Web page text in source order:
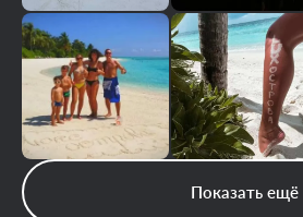
Показать ещё